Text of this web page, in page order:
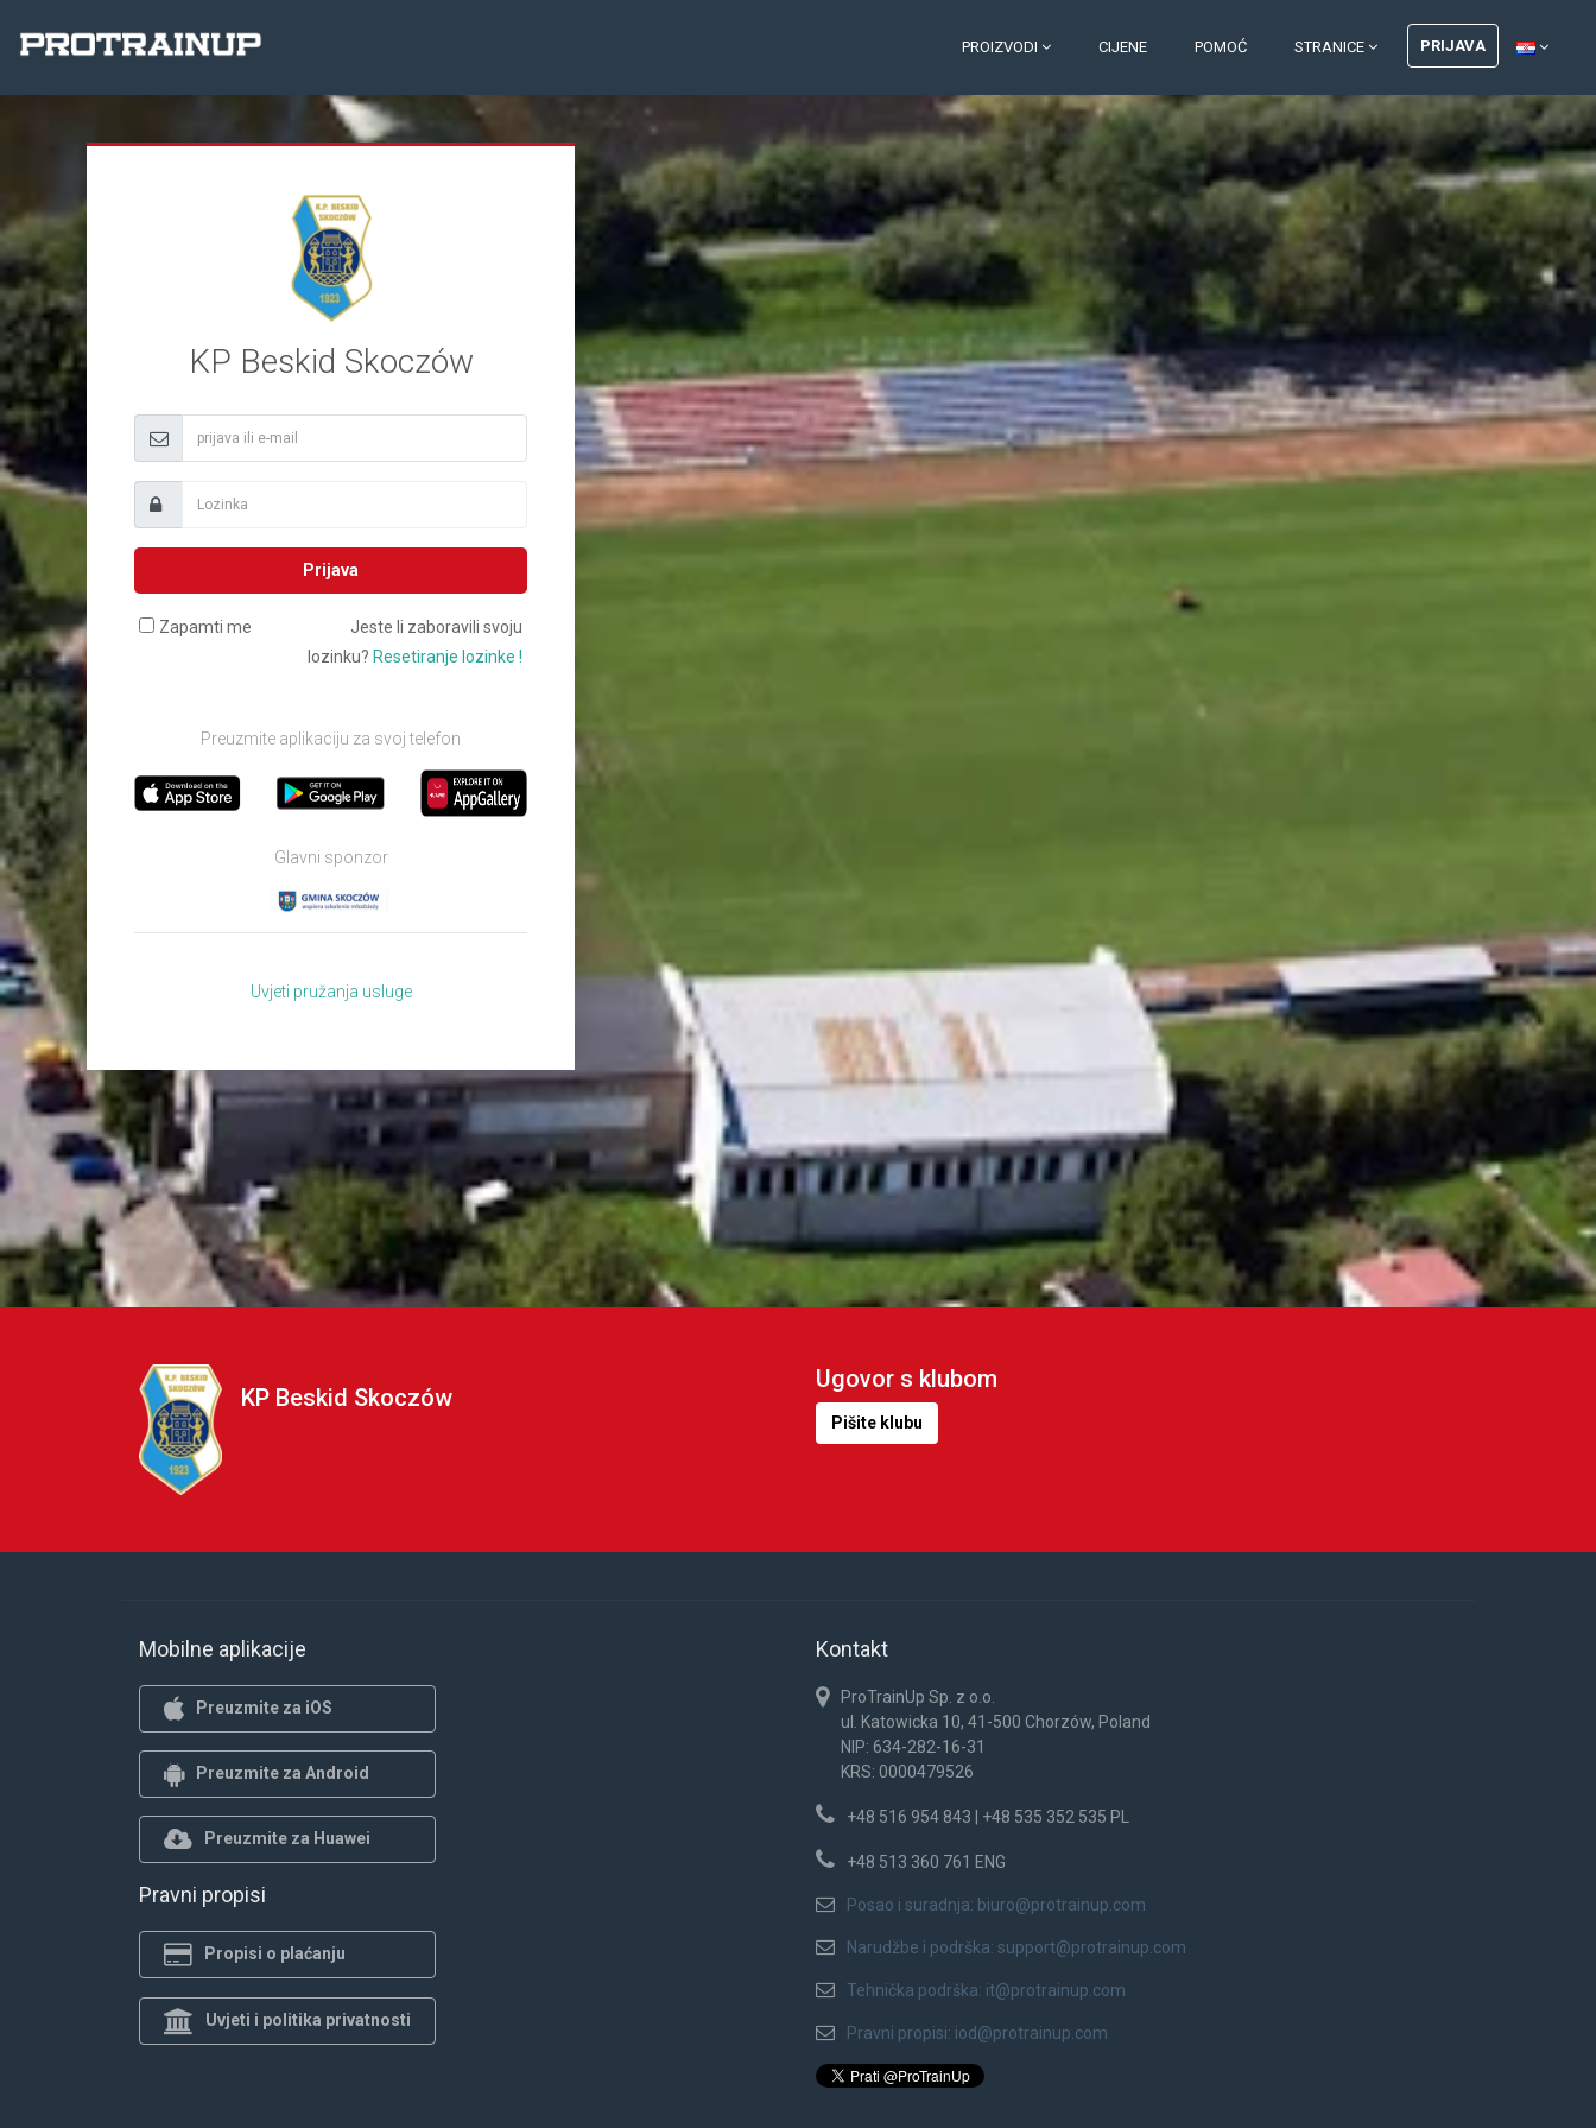
PROIZVODI CIJENE POMOĆ STRANICE PRIJAVA
KP Beskid Skoczów
Prijava
Zapamti me
Jeste li zaboravili svoju
lozinku? Resetiranje lozinke !
Preuzmite aplikaciju za svoj telefon
Glavni sponzor
Uvjeti pružanja usluge
KP Beskid Skoczów
Ugovor s klubom
Pišite klubu
Mobilne aplikacije
Preuzmite za iOS
Preuzmite za Android
Preuzmite za Huawei
Pravni propisi
Propisi o plaćanju
Uvjeti i politika privatnosti
Kontakt
ProTrainUp Sp. z o.o.
ul. Katowicka 10, 41-500 Chorzów, Poland
NIP: 634-282-16-31
KRS: 0000479526
+48 516 954 843 | +48 535 352 535 PL
+48 513 360 761 ENG
Posao i suradnja: biuro@protrainup.com
Narudžbe i podrška: support@protrainup.com
Tehnička podrška: it@protrainup.com
Pravni propisi: iod@protrainup.com